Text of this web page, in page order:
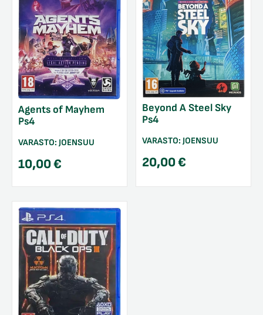
Agents of Mayhem
Ps4
VARASTO: JOENSUU
10,00€
Beyond A Steel Sky
Ps4
VARASTO: JOENSUU
20,00€